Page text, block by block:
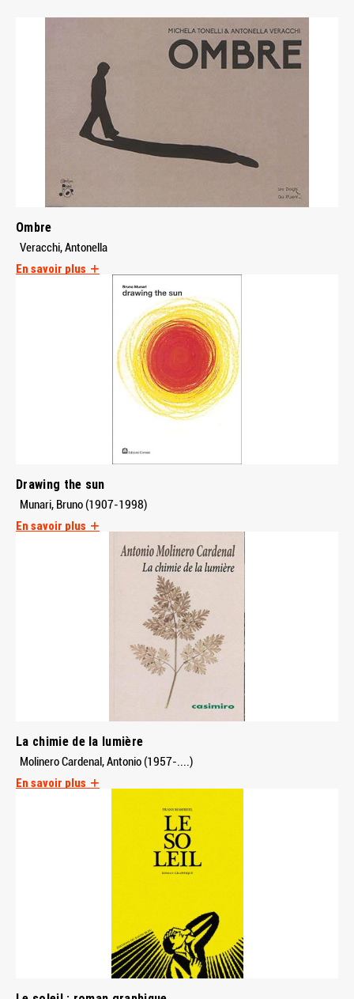
Ombre
Veracchi, Antonella
En savoir plus
Drawing the sun
Munari, Bruno (1907-1998)
En savoir plus
La chimie de la lumière
Molinero Cardenal, Antonio (1957-....)
En savoir plus